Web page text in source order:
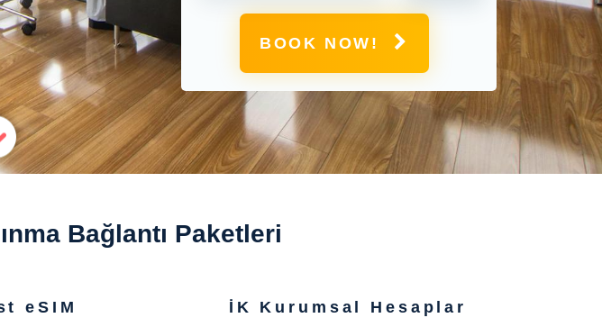
BOOK NOW!
Bağlantı Paketleri
eSIM İK Kurumsal Hesaplar